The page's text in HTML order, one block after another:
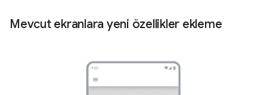
Mevcut ekranlara yeni özellikler ekleme